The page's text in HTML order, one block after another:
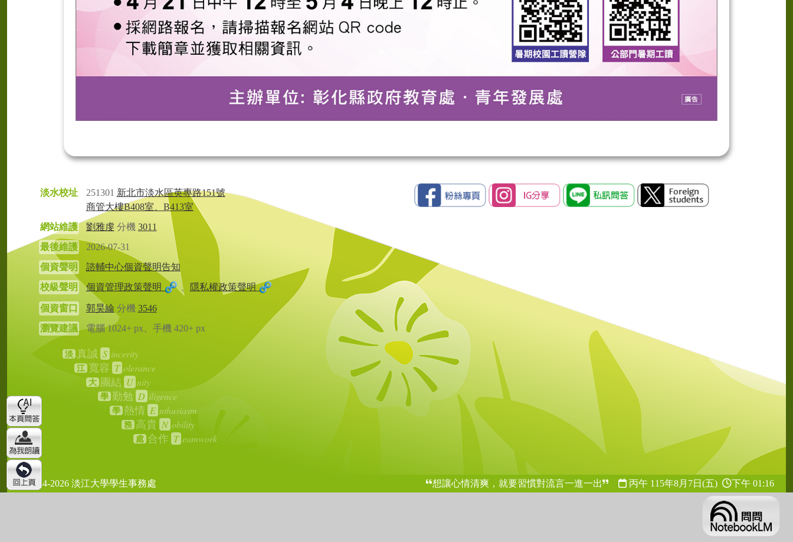
淡水校址 251301 新北市淡水區英專路151號
商管大樓B408室、B413室
網站維護
劉雅虔分機 3011
最後維護
2026-07-31
個資聲明
諮輔中心個資聲明告知
校級聲明
個資管理政策聲明 、 隱私權政策聲明
個資窗口 郭昊綸 分機 3546
瀏覽建議
電腦 1024+ px、手機 420+ px
淡 真誠 S incerity
江 寬容 T olerance
大 團結 U nity
學 勤勉 D iligence
學 熱情 E nthusiasm
務 高貴 N obility
處 合作 T eamwork
2024-2026 淡江大學學生事務處 想讓心情清爽，就要習慣對流言一進一出 丙午 115年8月7日(五) 下午 01:16